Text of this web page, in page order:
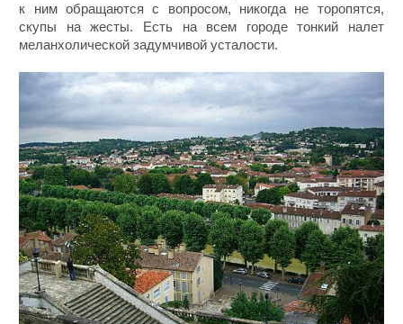
к ним обращаются с вопросом, никогда не торопятся,
скупы на жесты. Есть на всем городе тонкий налет
меланхолической задумчивой усталости.